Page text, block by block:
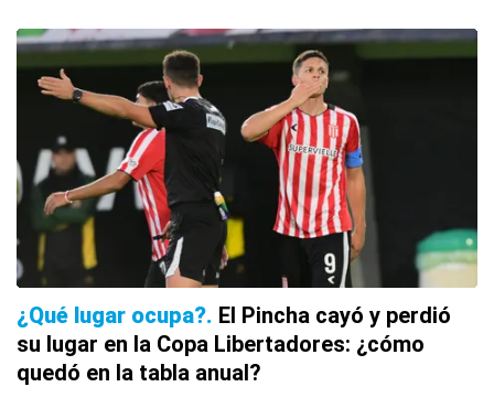
¿Qué lugar ocupa? El Pincha cayó y perdió
su lugar en la Copa Libertadores: ¿cómo
quedó en la tabla anual?